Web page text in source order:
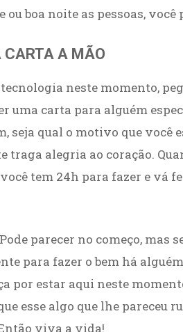
ou boa noite as pessoas,
CARTA A MÃO
neste momento,
uma carta para alguém
seja qual o motivo que você
traga alegria ao coração.
tem 24h para fazer e vá
parecer no começo, mas
para fazer o bem há
por estar aqui neste
esse algo que lhe pareceu
viva a vida!